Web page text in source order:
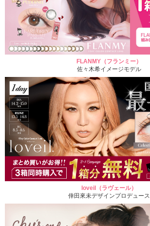
FLANMY（フランミー）
佐々木希イメージモデル
loveil（ラヴェール）
倖田來未デザインプロデュース